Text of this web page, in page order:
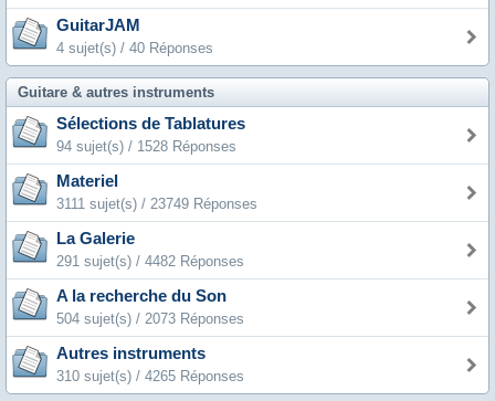
GuitarJAM
4 sujet(s) / 40 Réponses
Guitare & autres instruments
Sélections de Tablatures
94 sujet(s) / 1528 Réponses
Materiel
3111 sujet(s) / 23749 Réponses
La Galerie
291 sujet(s) / 4482 Réponses
A la recherche du Son
504 sujet(s) / 2073 Réponses
Autres instruments
310 sujet(s) / 4265 Réponses